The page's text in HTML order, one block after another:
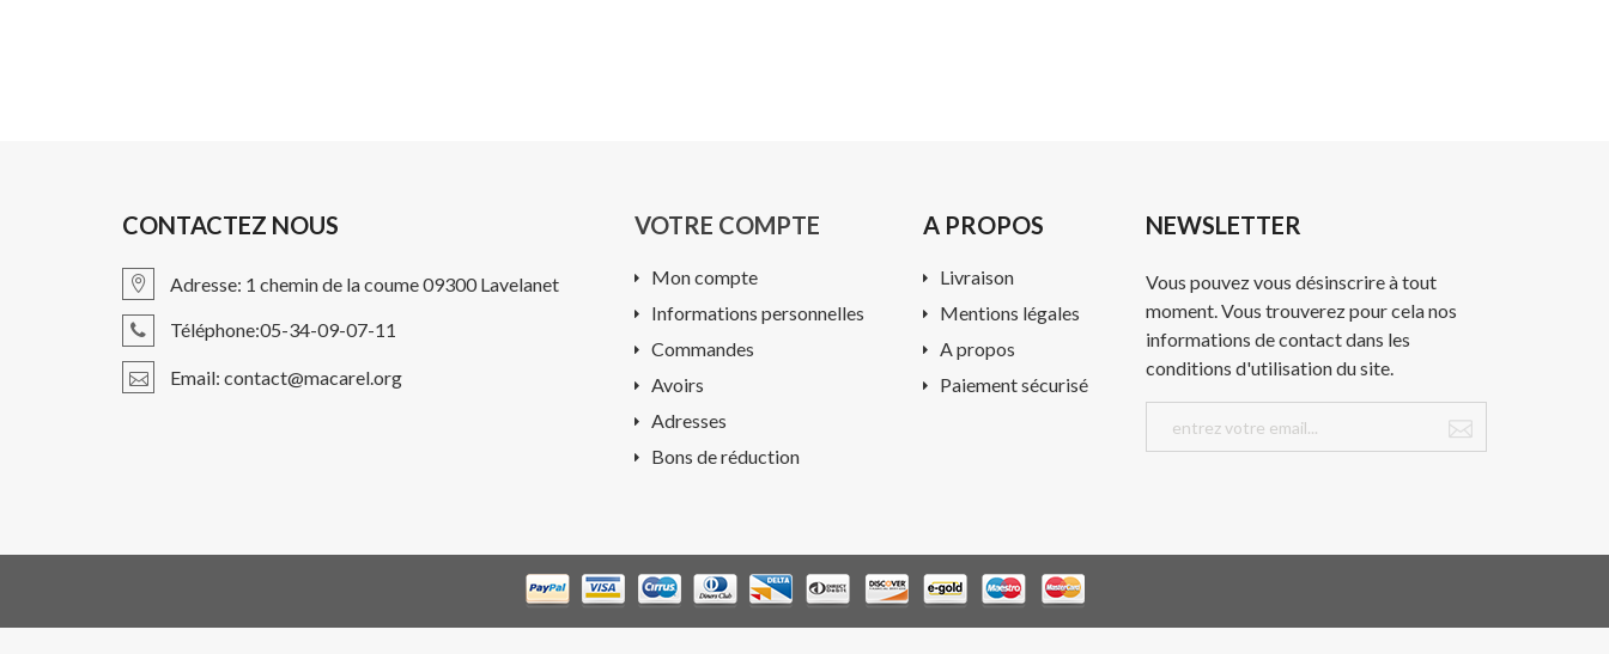
CONTACTEZ NOUS
Adresse: 1 chemin de la coume 09300 Lavelanet
Téléphone:05-34-09-07-11
Email: contact@macarel.org
VOTRE COMPTE
Mon compte
Informations personnelles
Commandes
Avoirs
Adresses
Bons de réduction
A PROPOS
Livraison
Mentions légales
A propos
Paiement sécurisé
NEWSLETTER
Vous pouvez vous désinscrire à tout
moment. Vous trouverez pour cela nos
informations de contact dans les
conditions d'utilisation du site.